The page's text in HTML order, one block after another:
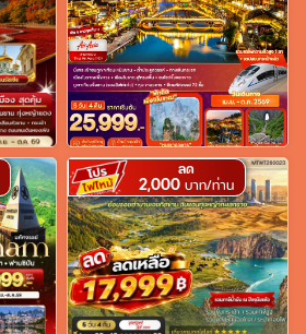
ลด
2,000 บาท/ท่าน